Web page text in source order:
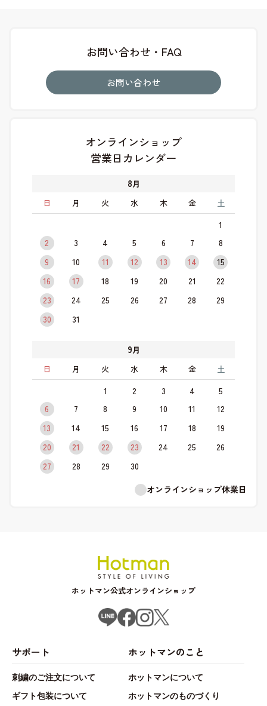
お問い合わせ・FAQ
お問い合わせ
オンラインショップ
営業日カレンダー
8月
日
月 火 水 木 金 土
1
2
3 4 5 6 7
8
9
10 11 12 13 14
15
16
17 18 19 20 21
22
23
24 25 26 27 28
29
30
31
9月
日
月 火 水 木 金 土
1 2 3 4
5
6
7 8 9 10 11
12
13
14 15 16 17 18
19
20
21 22 23 24 25
26
27
28 29
30
オンラインショップ休業日
ホットマン公式オンラインショップ
サポート
刺繍のご注文について
ギフト包装について
ホットマンのこと
ホットマンについて
ホットマンのものづくり